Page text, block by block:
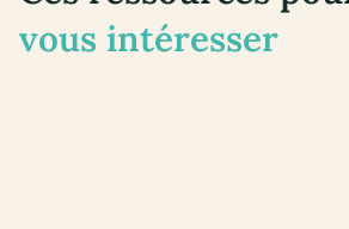
vous intéresser